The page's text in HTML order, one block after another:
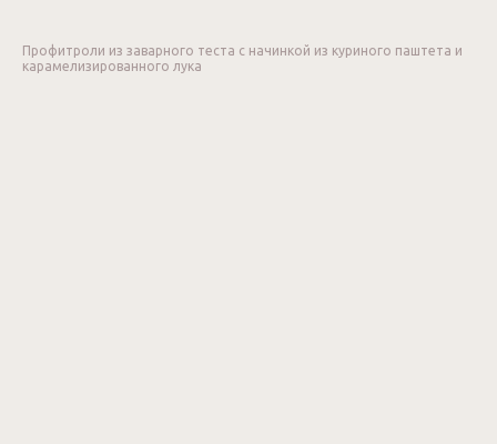
Профитроли из заварного теста с начинкой из куриного паштета и
карамелизированного лука